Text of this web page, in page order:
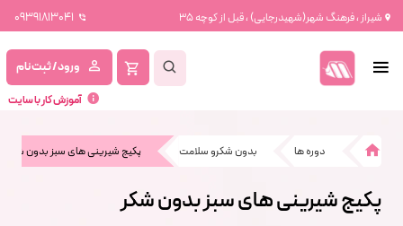
شیراز ، فرهنگ شهر(شهیدرجایی) ، قبل از کوچه 35 09391813041
ورود / ثبت نام
آموزش کار با سایت
دوره ها بدون شکرو سلامت پکیج شیرینی های سبز بدون شکر
پکیج شیرینی های سبز بدون شکر